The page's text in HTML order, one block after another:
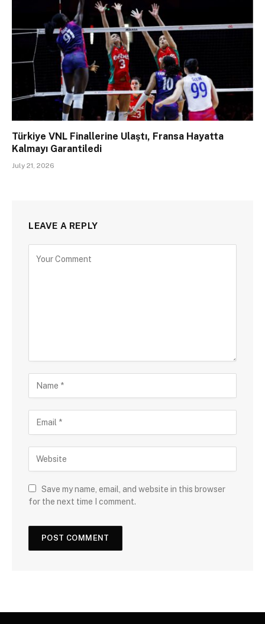
Türkiye VNL Finallerine Ulaştı, Fransa Hayatta
Kalmayı Garantiledi
July 21, 2026
LEAVE A REPLY
Save my name, email, and website in this browser
for the next time I comment.